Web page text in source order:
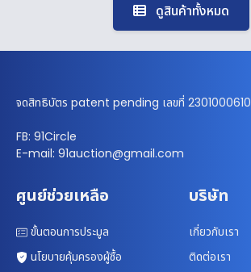
ดูสินค้าทั้งหมด
จดสิทธิบัตร patent pending เลขที่ 2301000610
FB: 91Circle
E-mail: 91auction@gmail.com
ศูนย์ช่วยเหลือ
ขั้นตอนการประมูล
นโยบายคุ้มครองผู้ซื้อ
บริษัท
เกี่ยวกับเรา
ติดต่อเรา